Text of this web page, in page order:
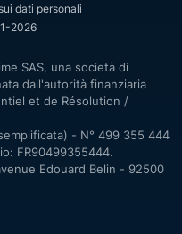
dati personali
2026
SAS, una società di
dall'autorità finanziaria
et de Résolution /
- N° 499 355 444
FR90499355444.
Edouard Belin - 92500